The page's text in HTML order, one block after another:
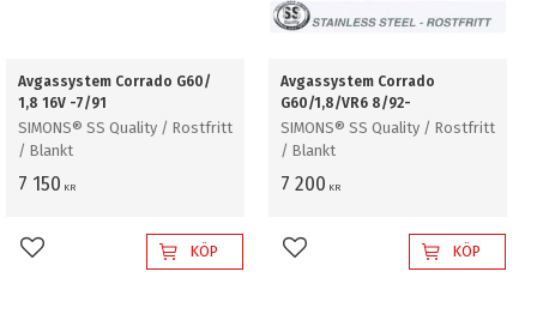
Avgassystem Corrado G60/
1,8 16V -7/91
SIMONS® SS Quality / Rostfritt
/ Blankt
7 150 KR
Lägg till i favoriterKÖP
Avgassystem Corrado
G60/1,8/VR6 8/92-
SIMONS® SS Quality / Rostfritt
/ Blankt
7 200 KR
Lägg till i favoriterKÖP